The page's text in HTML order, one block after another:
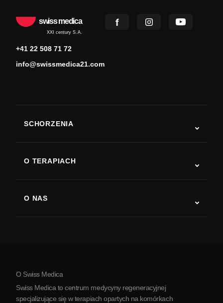
swiss medica
XXI century S.A.
+41 22 508 71 72
info@swissmedica21.com
SCHORZENIA
Choroba Parkinsona
Zapalenie stawów
O TERAPIACH
O NAS
O Serbii
O Swiss Medica
Swiss Medica to centrum medycyny regeneracyjnej
specjalizujące się w terapiach opartych na komórkach